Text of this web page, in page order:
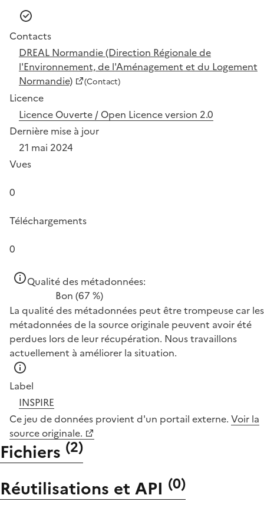
Contacts
DREAL Normandie (Direction Régionale de
l'Environnement, de l'Aménagement et du Logement
Normandie)
(Contact)
Licence
Licence Ouverte / Open Licence version 2.0
Dernière mise à jour
21 mai 2024
Vues
0
Téléchargements
0
Qualité des métadonnées:
Bon (67 %)
La qualité des métadonnées peut être trompeuse car les
métadonnées de la source originale peuvent avoir été
perdues lors de leur récupération. Nous travaillons
actuellement à améliorer la situation.
Label
INSPIRE
Ce jeu de données provient d'un portail externe. Voir la
source originale.
Fichiers (2)
Réutilisations et API (0)